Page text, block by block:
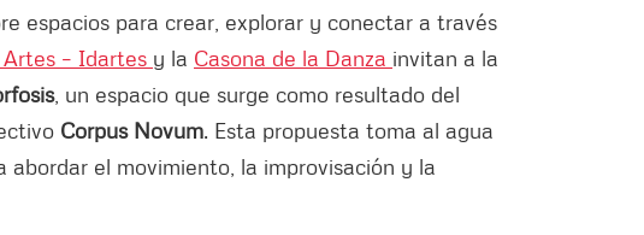
espacios para crear, explorar y conectar a través
– Idartes y la Casona de la Danza invitan a la
, un espacio que surge como resultado del
Corpus Novum. Esta propuesta toma al agua
el movimiento, la improvisación y la